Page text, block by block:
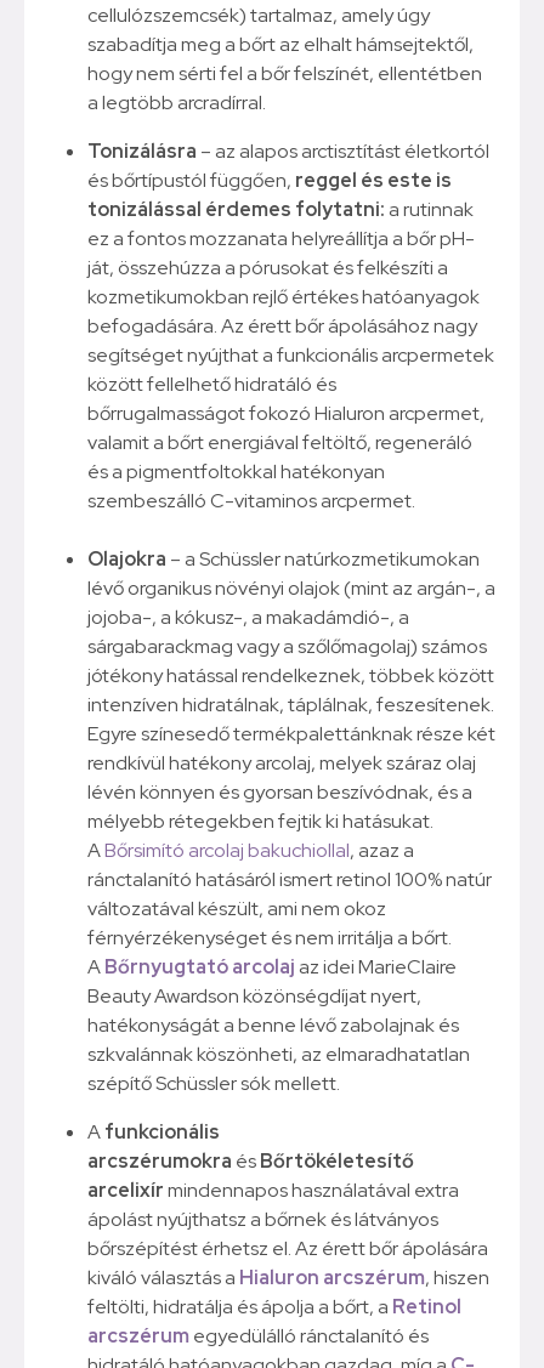
cellulózszemcsék) tartalmaz, amely úgy
szabadítja meg a bőrt az elhalt hámsejtektől,
hogy nem sérti fel a bőr felszínét, ellentétben
a legtöbb arcradírral.
Tonizálásra – az alapos arctisztítást életkortól
és bőrtípustól függően, reggel és este is
tonizálással érdemes folytatni: a rutinnak
ez a fontos mozzanata helyreállítja a bőr pH-
ját, összehúzza a pórusokat és felkészíti a
kozmetikumokban rejlő értékes hatóanyagok
befogadására. Az érett bőr ápolásához nagy
segítséget nyújthat a funkcionális arcpermetek
között fellelhető hidratáló és
bőrrugalmasságot fokozó Hialuron arcpermet,
valamit a bőrt energiával feltöltő, regeneráló
és a pigmentfoltokkal hatékonyan
szembeszálló C-vitaminos arcpermet.
Olajokra – a Schüssler natúrkozmetikumokan
lévő organikus növényi olajok (mint az argán-, a
jojoba-, a kókusz-, a makadámdió-, a
sárgabarackmag vagy a szőlőmagolaj) számos
jótékony hatással rendelkeznek, többek között
intenzíven hidratálnak, táplálnak, feszesítenek.
Egyre színesedő termékpalettánknak része két
rendkívül hatékony arcolaj, melyek száraz olaj
lévén könnyen és gyorsan beszívódnak, és a
mélyebb rétegekben fejtik ki hatásukat.
ABőrsimító arcolaj bakuchiollal, azaz a
ránctalanító hatásáról ismert retinol 100% natúr
változatával készült, ami nem okoz
férnyérzékenységet és nem irritálja a bőrt.
ABőrnyugtató arcolaj az idei MarieClaire
Beauty Awardson közönségdíjat nyert,
hatékonyságát a benne lévő zabolajnak és
szkvalánnak köszönheti, az elmaradhatatlan
szépítő Schüssler sók mellett.
Afunkcionális
arcszérumokra ésBőrtökéletesítő
arcelixírmindennapos használatával extra
ápolást nyújthatsz a bőrnek és látványos
bőrszépítést érhetsz el. Az érett bőr ápolására
kiváló választás a Hialuron arcszérum, hiszen
feltölti, hidratálja és ápolja a bőrt, a Retinol
arcszérumegyedülálló ránctalanító és